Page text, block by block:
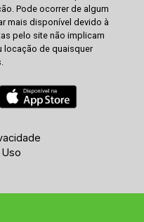
Pode ocorrer de algum
mais disponível devido à
pelo site não implicam
locação de quaisquer